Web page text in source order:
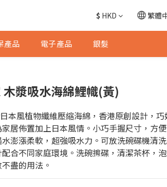
$ HKD 繁體
產品 電子產品 銀髮
木漿吸水海綿鯉幟(黃)
本風植物纖維壓縮海綿，香港原創設計，巧
居佈置加上日本風情。小巧手握尺寸，方
澎漲柔軟，超強吸水力。可放洗碗碟機清
合不同家庭環境。洗碗擦碟，清潔茶杯，
盡的用法。